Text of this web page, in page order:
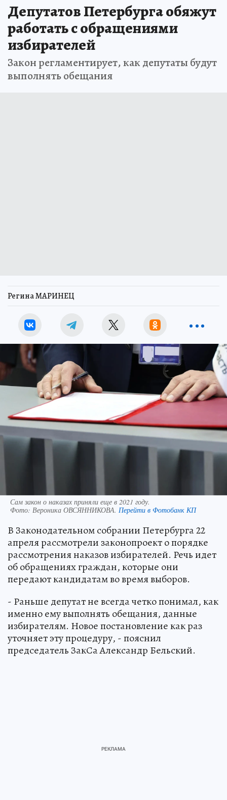
Депутатов Петербурга обяжут
работать с обращениями
избирателей
Закон регламентирует, как депутаты будут
выполнять обещания
Регина МАРИНЕЦ
Сам закон о наказах приняли еще в 2021 году.
Фото: Вероника ОВСЯННИКОВА. Перейти в Фотобанк КП
В Законодательном собрании Петербурга 22
апреля рассмотрели законопроект о порядке
рассмотрения наказов избирателей. Речь идет
об обращениях граждан, которые они
передают кандидатам во время выборов.
- Раньше депутат не всегда четко понимал, как
именно ему выполнять обещания, данные
избирателям. Новое постановление как раз
уточняет эту процедуру, - пояснил
председатель ЗакСа Александр Бельский.